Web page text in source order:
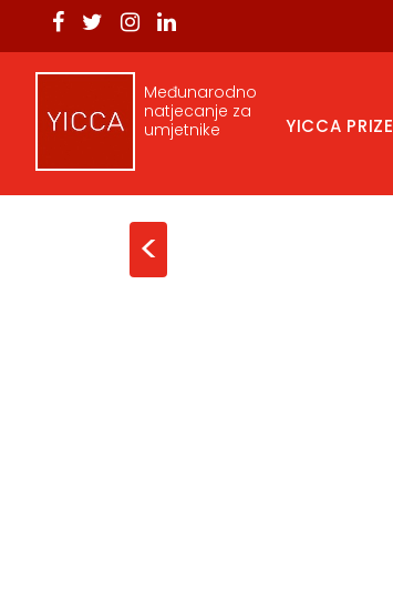
Međunarodno
natjecanje za
umjetnike
YICCA PRIZE
<